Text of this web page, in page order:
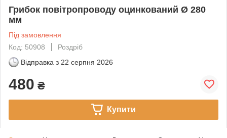
Грибок повітропроводу оцинкований Ø 280
мм
Під замовлення
Код: 50908
Роздріб
Відправка з 22 серпня 2026
480 ₴
Купити